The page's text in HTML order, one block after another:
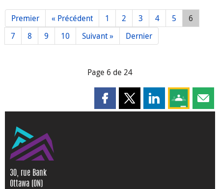
Premier « Précédent 1 2 3 4 5
6
7
8 9 10 Suivant » Dernier
Page 6 de 24
Partager cette page sur
Partager cette page sur X
Partager cette
Partagez
30, rue Bank
Ottawa (ON)